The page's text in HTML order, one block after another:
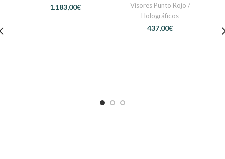
€
Visores Punto Rojo /
Holográficos
€